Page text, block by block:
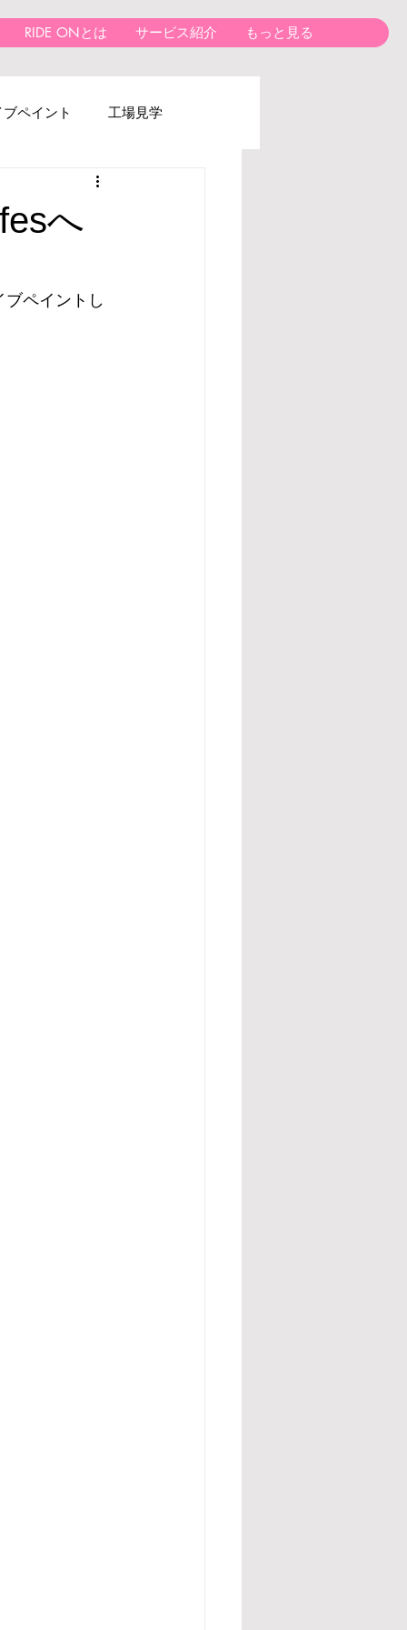
RIDE ONとは サービス紹介 もっと見る
ブペイント 工場見学
へ
ペイントし